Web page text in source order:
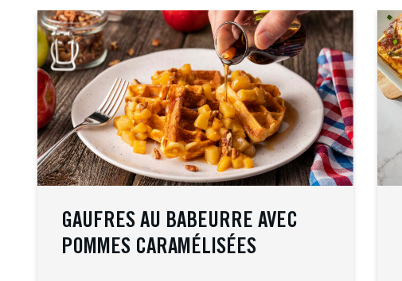
GAUFRES AU BABEURRE AVEC
POMMES CARAMÉLISÉES